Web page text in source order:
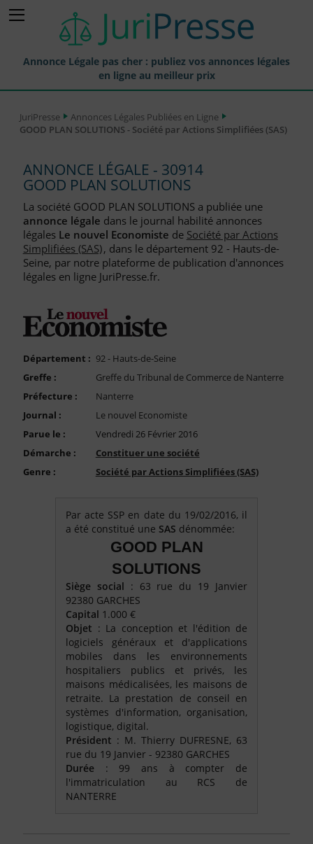
Annonce Légale pas cher : publiez vos annonces légales
en ligne au meilleur prix
Annonces Légales Publiées
Journaux Habilités (JAL) Annonces Légales
Départements pour la Publication d'Annonces Légales
Liste des Greffes
Liste des CCI
FAQ
Compte PRO
JuriPresse
Annonces Légales Publiées en Ligne
GOOD PLAN SOLUTIONS - Société par Actions Simplifiées (SAS)
ANNONCE LÉGALE - 30914
GOOD PLAN SOLUTIONS
La société GOOD PLAN SOLUTIONS a publiée une
annonce légale dans le journal habilité annonces
légales Le nouvel Economiste de Société par Actions
Simplifiées (SAS), dans le département 92 - Hauts-de-
Seine, par notre plateforme de publication d'annonces
légales en ligne JuriPresse.fr.
Département : 92 - Hauts-de-Seine
Greffe :
Greffe du Tribunal de Commerce de Nanterre
Préfecture :
Nanterre
Journal :
Le nouvel Economiste
Parue le :
Vendredi 26 Février 2016
Démarche :
Constituer une société
Genre :
Société par Actions Simplifiées (SAS)
Par acte SSP en date du 19/02/2016, il
a été constitué une SAS dénommée:
GOOD PLAN
SOLUTIONS
Siège social : 63 rue du 19 Janvier
92380 GARCHES
Capital 1.000 €
Objet : La conception et l'édition de
logiciels généraux et d'applications
mobiles dans les environnements
hospitaliers publics et privés, les
maisons médicalisées, les maisons de
retraite. La prestation de conseil en
systèmes d'information, organisation,
logistique, digital.
Président : M. Thierry DUFRESNE, 63
rue du 19 Janvier - 92380 GARCHES
Durée : 99 ans à compter de
l'immatriculation au RCS de
NANTERRE